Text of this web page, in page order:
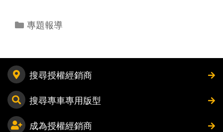
專題報導
搜尋授權經銷商
搜尋專車專用版型
成為授權經銷商